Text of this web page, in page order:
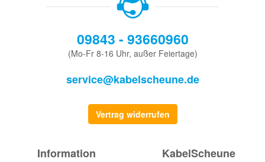
09843 - 93660960
(Mo-Fr 8-16 Uhr, außer Feiertage)
service@kabelscheune.de
Vertrag widerrufen
Information KabelScheune